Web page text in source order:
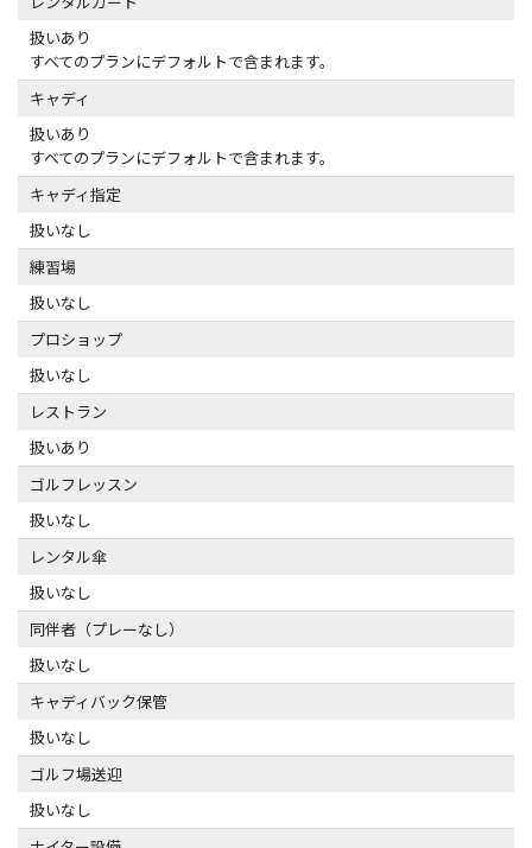
扱いあり
すべてのプランにデフォルトで含まれます。
キャディ
扱いあり
すべてのプランにデフォルトで含まれます。
キャディ指定
扱いなし
練習場
扱いなし
プロショップ
扱いなし
レストラン
扱いあり
ゴルフレッスン
扱いなし
レンタル傘
扱いなし
同伴者（プレーなし）
扱いなし
キャディバック保管
扱いなし
ゴルフ場送迎
扱いなし